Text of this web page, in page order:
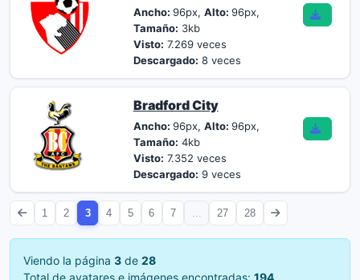
Ancho: 96px, Alto: 96px,
Tamaño: 3kb
Visto: 7.269 veces
Descargado: 8 veces
Bradford City
Ancho: 96px, Alto: 96px,
Tamaño: 4kb
Visto: 7.352 veces
Descargado: 9 veces
1 2 3 4 5 6 7 27 28
Viendo la página 3 de 28
Total de avatares e imágenes encontradas: 194